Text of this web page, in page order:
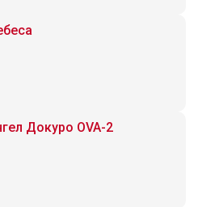
Докуро OVA-2